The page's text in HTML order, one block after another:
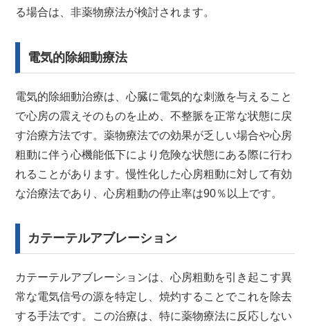
る場合は、非薬物療法が検討されます。
電気的除細動療法
電気的除細動治療は、心臓に電気的な刺激を与えること
で心房の震えそのものを止め、不整脈を正常な状態に戻
す治療方法です。薬物療法での効果が乏しい場合や心房
粗動に伴う心機能低下により危険な状態にある際に行わ
れることがあります。慢性化した心房粗動に対して有効
な治療法であり、心房粗動の停止率は90％以上です。
カテーテルアブレーション
カテーテルアブレーションは、心房粗動を引き起こす異
常な電気信号の源を特定し、焼灼することでこれを除去
する手法です。この治療は、特に薬物療法に反応しない